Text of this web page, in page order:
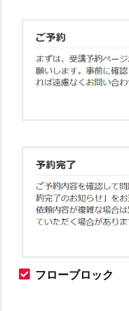
フローブロック